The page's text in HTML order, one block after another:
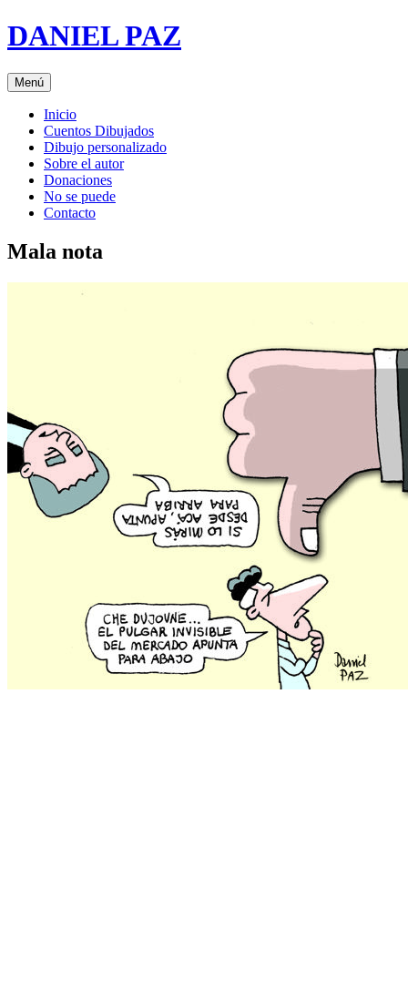
Saltar
al
DANIEL PAZ
Menú
Inicio
Cuentos Dibujados
Dibujo personalizado
Sobre el autor
Donaciones
No se puede
Contacto
Mala nota